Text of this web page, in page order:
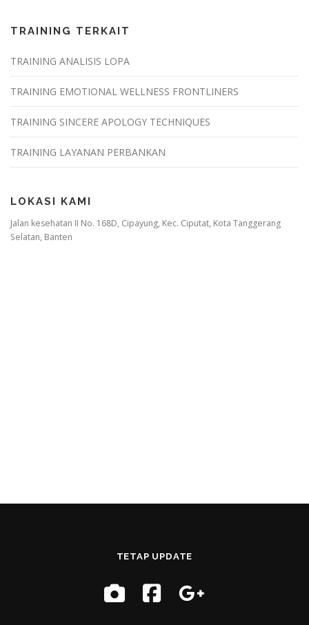
TRAINING TERKAIT
TRAINING ANALISIS LOPA
TRAINING EMOTIONAL WELLNESS FRONTLINERS
TRAINING SINCERE APOLOGY TECHNIQUES
TRAINING LAYANAN PERBANKAN
LOKASI KAMI
Jalan kesehatan II No. 168D, Cipayung, Kec. Ciputat, Kota Tanggerang
Selatan, Banten
TETAP UPDATE